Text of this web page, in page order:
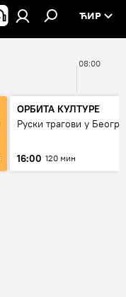
ЋИР
08:00
ОРБИТА КУЛТУРЕ
Руски трагови у
16:00 120 мин